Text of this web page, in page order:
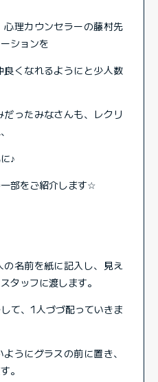
理カウンセラーの藤村先
ションを
くなれるようにと少人数
ったみなさんも、レクリ
♪
部をご紹介します☆
名前を紙に記入し、見え
タッフに渡します。
て、1人づづ配っていきま
うにグラスの前に置き、
。